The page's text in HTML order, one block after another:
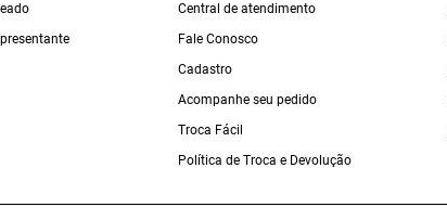
Central de atendimento
Fale Conosco
Cadastro
Acompanhe seu pedido
Troca Fácil
Política de Troca e Devolução